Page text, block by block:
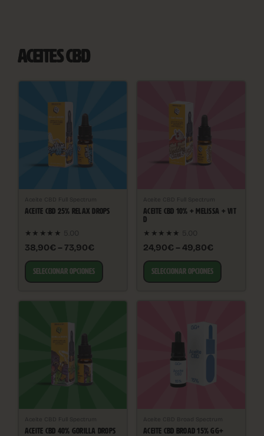
ACEITES CBD
Aceite CBD Full Spectrum
ACEITE CBD 25% RELAX DROPS
★★★★★ 5.00
38,90€ – 73,90€
SELECCIONAR OPCIONES
Aceite CBD Full Spectrum
ACEITE CBD 10% + MELISSA + VIT
D
★★★★★ 5.00
24,90€ – 49,80€
SELECCIONAR OPCIONES
Aceite CBD Full Spectrum
ACEITE CBD 40% GORILLA DROPS
Aceite CBD Broad Spectrum
ACEITE CBD BROAD 15% GG+